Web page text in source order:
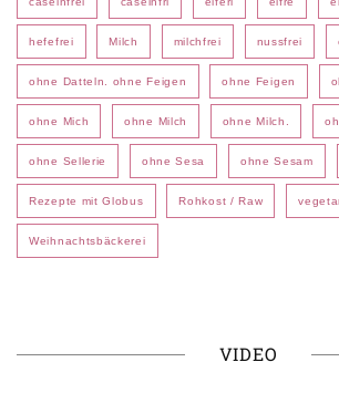
hefefrei Milch milchfrei nussfrei
ohne Datteln. ohne Feigen ohne Feigen
ohne Mich ohne Milch ohne Milch.
ohne Sellerie ohne Sesa ohne Sesam
Rezepte mit Globus Rohkost / Raw
Weihnachtsbäckerei
VIDEO